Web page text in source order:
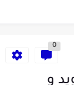
0
و